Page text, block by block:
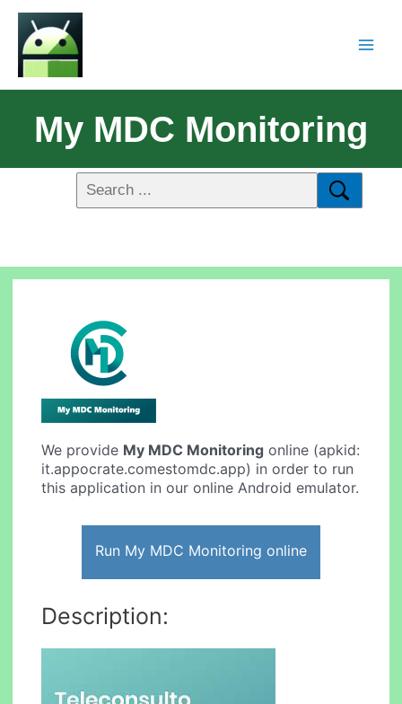
My MDC Monitoring
We provide My MDC Monitoring online (apkid:
it.appocrate.comestomdc.app) in order to run
this application in our online Android emulator.
Run My MDC Monitoring online
Description: